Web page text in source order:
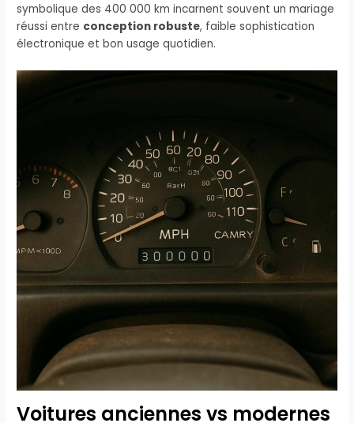
symbolique des 400 000 km incarnent souvent un mariage
réussi entre conception robuste, faible sophistication
électronique et bon usage quotidien.
Voitures anciennes vs modernes